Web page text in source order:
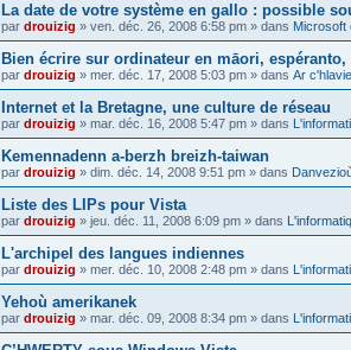
La date de votre système en gallo : possible
par drouizig » ven. déc. 26, 2008 6:58 pm » dans Microsoft
Bien écrire sur ordinateur en māori,
par drouizig » mer. déc. 17, 2008 5:03 pm » dans Ar
Internet et la Bretagne, une culture de réseau
par drouizig » mar. déc. 16, 2008 5:47 pm » dans
Kemennadenn a-berzh breizh-taiwan
par drouizig » dim. déc. 14, 2008 9:51 pm » dans
Liste des LIPs pour Vista
par drouizig » jeu. déc. 11, 2008 6:09 pm » dans
L'archipel des langues indiennes
par drouizig » mer. déc. 10, 2008 2:48 pm » dans
Yehoù amerikanek
par drouizig » mar. déc. 09, 2008 8:34 pm » dans